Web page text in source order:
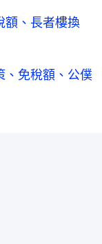
額、長者樓換
、免稅額、公僕